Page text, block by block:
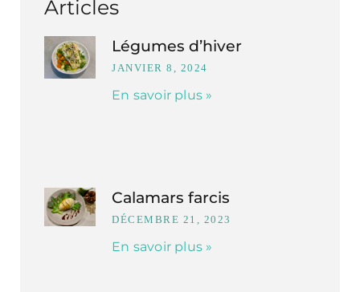
Articles
Légumes d’hiver
JANVIER 8, 2024
En savoir plus »
Calamars farcis
DÉCEMBRE 21, 2023
En savoir plus »